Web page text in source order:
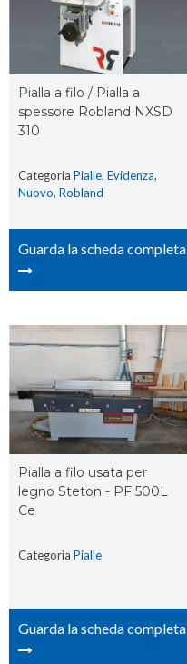
Pialla a filo / Pialla a
spessore Robland NXSD
310
Categoria Pialle, Evidenza,
Nuovo, Robland
Guarda la scheda completa
Pialla a filo usata per
legno Steton - PF 500L
Ce
Categoria Pialle
Guarda la scheda completa